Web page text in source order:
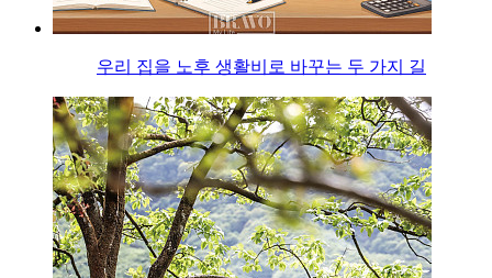
우리 집을 노후 생활비로 바꾸는 두 가지 길